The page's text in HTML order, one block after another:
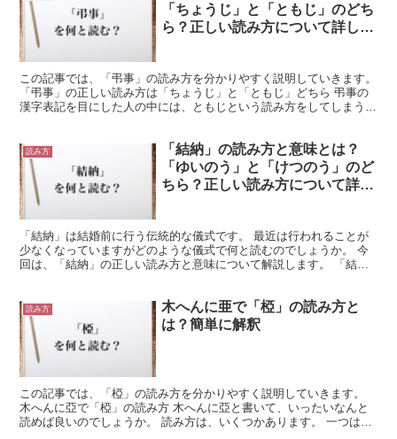
「ちょうじ」と「ともじ」のどち
ら？正しい読み方について詳しく
この記事では、「弔事」の読み方を分かりやすく説明していきます。
「弔事」の正しい読み方は「ちょうじ」と「ともじ」どちら 弔事の
漢字表記を目にした人の中には、ともじという読み方をしてしまう人
読み方
「結納」の読み方と意味とは？
「ゆいのう」と「けつのう」のど
ちら？正しい読み方について詳し
「結納」は結婚前に行う伝統的な儀式です。 最近は行われることが
少なくなっていますがどのような儀式で何と読むのでしょうか。 今
回は、「結納」の正しい読み方と意味について解説します。 「結
読み方
木へんに亜で「椏」の読み方と
は？簡単に解釈
この記事では、「椏」の読み方を分かりやすく説明していきます。
木へんに亞で「椏」の読み方 木へんに亞と書いて、いったいなんと
読めば良いのでしょうか。 読み方は、いくつかあります。 一つは